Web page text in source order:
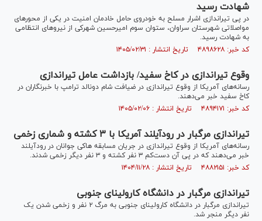
شهادت رسید
در پی تیراندازی اشرار مسلح به خودروی حامل خادمان امنیت در یکی از محور‌های
مواصلاتی شهرستان سراوان، ستوان سوم امیرحسین شهرکی از نیرو‌های انتظامی
به شهادت رسید.
کد خبر: ۴۸۹۸۶۲۸ تاریخ انتشار : ۱۴۰۵/۰۲/۳۱
وقوع تیراندازی در کاخ سفید/ بازداشت عامل تیراندازی
رسانه‌های آمریکا از وقوع تیراندازی در ضیافت شام دونالد ترامپ با خبرنگاران در
کاخ سفید خبر می‌دهند.
کد خبر: ۴۸۹۴۱۷۱ تاریخ انتشار : ۱۴۰۵/۰۲/۰۶
تیراندازی مرگبار در رودآیلند آمریکا با ۳ کشته و شماری زخمی
رسانه‌های آمریکا از وقوع تیراندازی در جریان مسابقه هاکی جوانان در رودآیلند
خبر می‌دهند که در پی آن دست‌کم ۳ نفر کشته و ۳ نفر دیگر زخمی شدند.
کد خبر: ۴۸۸۲۱۵۱ تاریخ انتشار : ۱۴۰۴/۱۱/۲۸
تیراندازی مرگبار در دانشگاه کارولینای جنوبی
تیراندازی مرگبار در دانشگاه کارولینای جنوبی به مرگ ۲ نفر و زخمی شدن یک
نفر دیگر منجر شد.